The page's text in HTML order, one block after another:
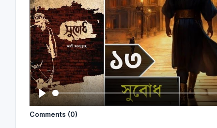
P
l
Comments (0)